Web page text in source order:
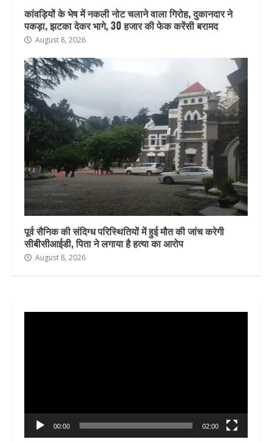
कांवड़ियों के भेष में नकली नोट चलाने वाला गिरोह, दुकानदार ने
पकड़ा, झटका देकर भागे, 30 हजार की फेक करेंसी बरामद
August 8, 2026
पूर्व सैनिक की संदिग्ध परिस्थितियों में हुई मौत की जांच करेगी
सीबीसीआईडी, पिता ने लगाया है हत्या का आरोप
August 8, 2026
00:00 02:00